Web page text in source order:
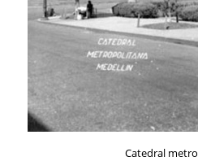
Catedral